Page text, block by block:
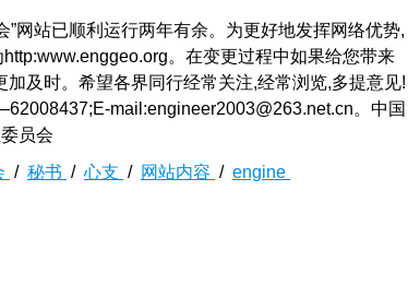
网站已顺利运行两年有余。为更好地发挥网络优势,
。在变更过程中如果给您带来
及时。希望各界同行经常关注,经常浏览,多提意见!
mail:engineer2003@263.net.cn。中国
员会
/ 秘书 / 心支 / 网站内容 / engine